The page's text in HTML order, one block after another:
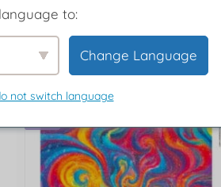
Diamond Painting Arcoíris Serenidad
Resplandor del campo
Seleccionar opciones
to:
Change Language
not switch language